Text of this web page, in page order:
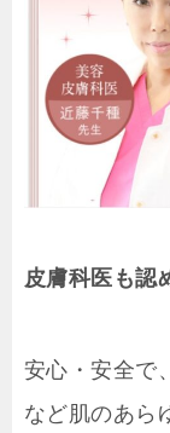
皮膚科医も認
安心・安全で
など肌のあら